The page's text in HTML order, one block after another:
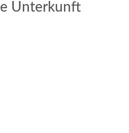
Unterkunft